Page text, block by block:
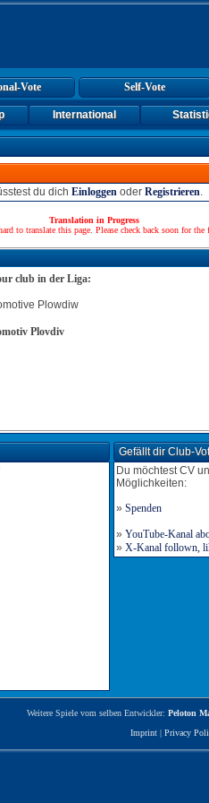
Vote Self-Vote
International
du dich Einloggen oder Registrieren.
Translation in Progress
to translate this page. Please check back soon for
club in der Liga:
Plovdiv
Gefällt dir Club-
Du möchtest CV
Möglichkeiten:
» Spenden
» YouTube-Kanal
» X-Kanal follown,
Weitere Spiele vom selben Entwickler: Peloton
Imprint | Privacy